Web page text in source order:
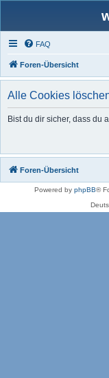
FAQ
Foren-Übersicht
Alle Cookies
Bist du dir sicher, dass du
Foren-Übersicht
Powered by phpBB®